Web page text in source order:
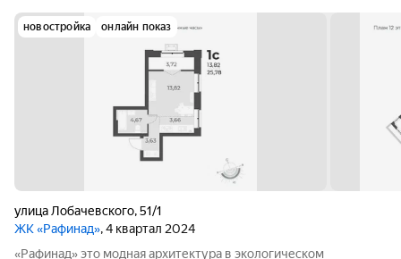
новостройка онлайн показ
улица Лобачевского,51/1
ЖК «Рафинад», 4 квартал 2024
«Рафинад» это модная архитектура в экологическом